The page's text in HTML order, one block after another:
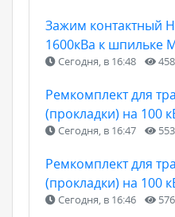
Зажим контактный
1600кВа к шпильке
Сегодня, в 16:48 458
Ремкомплект для
(прокладки) на 100
Сегодня, в 16:47 553
Ремкомплект для
(прокладки) на 100
Сегодня, в 16:46 576